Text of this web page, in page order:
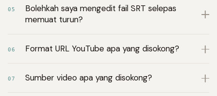
05
Bolehkah saya mengedit fail SRT selepas
memuat turun?
06 Format URL YouTube apa yang disokong?
07 Sumber video apa yang disokong?